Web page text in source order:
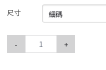
尺寸
- +